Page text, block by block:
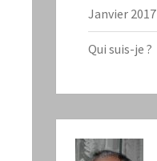
Janvier 2017
Qui suis-je ?